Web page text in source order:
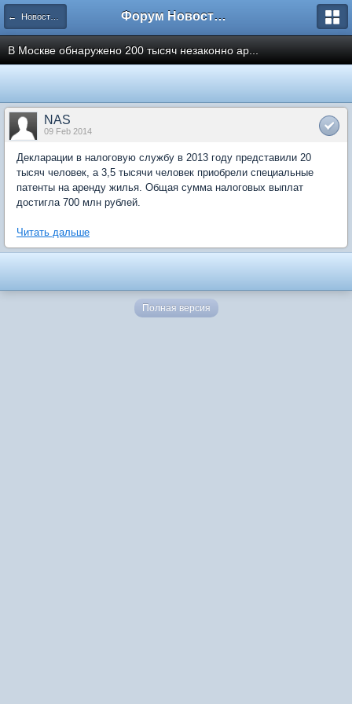
← Новости рынка недвижимости Форум Новостройки
В Москве обнаружено 200 тысяч незаконно ар...
NAS
09 Feb 2014
Декларации в налоговую службу в 2013 году представили 20
тысяч человек, а 3,5 тысячи человек приобрели специальные
патенты на аренду жилья. Общая сумма налоговых выплат
достигла 700 млн рублей.
Читать дальше
Полная версия